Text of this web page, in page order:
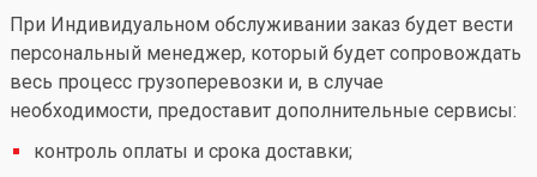
При Индивидуальном обслуживании заказ будет вести
персональный менеджер, который будет сопровождать
весь процесс грузоперевозки и, в случае
необходимости, предоставит дополнительные сервисы:
контроль оплаты и срока доставки;